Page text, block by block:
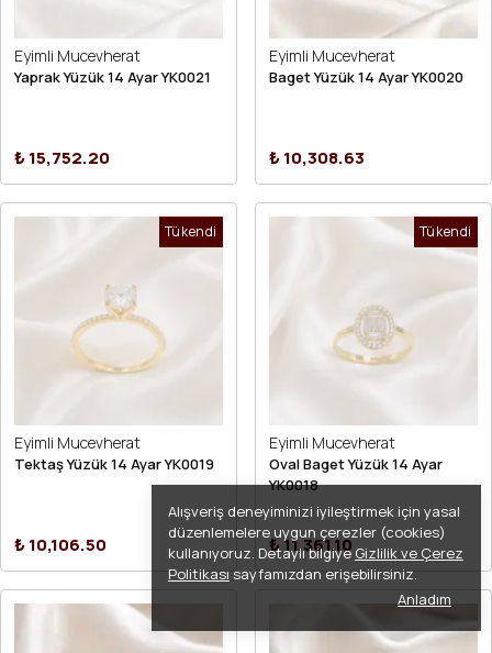
Alışveriş deneyiminizi iyileştirmek için yasal
düzenlemelere uygun çerezler (cookies)
kullanıyoruz. Detaylı bilgiye Gizlilik ve Çerez
Politikası sayfamızdan erişebilirsiniz.
Anladım
Eyimli Mucevherat
Yaprak Yüzük 14 Ayar YK0021
₺ 15,752.20
Eyimli Mucevherat
Baget Yüzük 14 Ayar YK0020
₺ 10,308.63
Tükendi
Eyimli Mucevherat
Tektaş Yüzük 14 Ayar YK0019
₺ 10,106.50
Tükendi
Eyimli Mucevherat
Oval Baget Yüzük 14 Ayar
YK0018
₺ 11,361.10